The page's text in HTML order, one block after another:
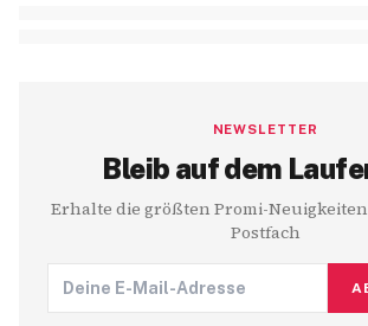
NEWSLETTER
Bleib auf dem
Erhalte die größten Promi-
Postfach